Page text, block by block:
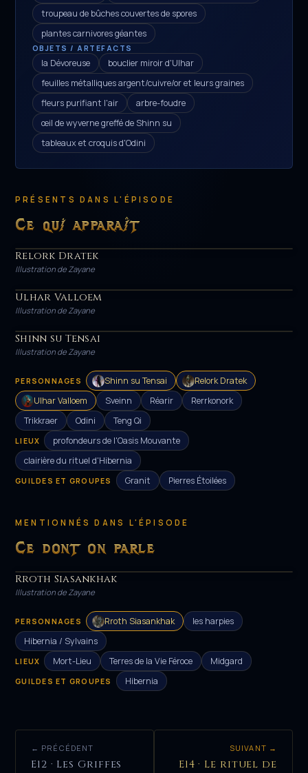
troupeau de bûches couvertes de spores
plantes carnivores géantes
OBJETS / ARTEFACTS
la Dévoreuse
bouclier miroir d'Ulhar
feuilles métalliques argent/cuivre/or et leurs graines
fleurs purifiant l'air
arbre-foudre
œil de wyverne greffé de Shinn su
tableaux et croquis d'Odini
PRÉSENTS DANS L'ÉPISODE
Ce qui apparaît
HÉROS
Relork Dratek
Illustration de Zayane
HÉROS
Ulhar Valloem
Illustration de Zayane
HÉROS
Shinn su Tensai
Illustration de Zayane
PERSONNAGES Shinn su Tensai
Relork Dratek
Ulhar Valloem
Sveinn Réarir
Rerrkonork
Trikkraer
Odini Teng Qi
LIEUX
profondeurs de l'Oasis Mouvante
clairière du rituel d'Hibernia
GUILDES ET GROUPES Granit Pierres Étoilées
MENTIONNÉS DANS L'ÉPISODE
Ce dont on parle
HÉROS
Rroth Siasankhak
Illustration de Zayane
PERSONNAGES Rroth Siasankhak
les harpies
Hibernia / Sylvains
LIEUX Mort-Lieu Terres de la Vie Féroce Midgard
GUILDES ET GROUPES Hibernia
← PRÉCÉDENT
E12 · Les Griffes
SUIVANT →
E14 · Le rituel de